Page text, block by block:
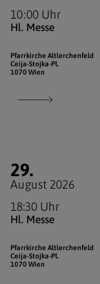
10:00 Uhr
Hl. Messe
Pfarrkirche Altlerchenfeld
Ceija-Stojka-Pl.
1070 Wien
29.
August 2026
18:30 Uhr
Hl. Messe
Pfarrkirche Altlerchenfeld
Ceija-Stojka-Pl.
1070 Wien